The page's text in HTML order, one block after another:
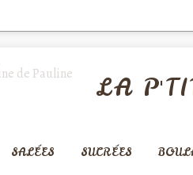
LA
SALÉES SUCRÉES